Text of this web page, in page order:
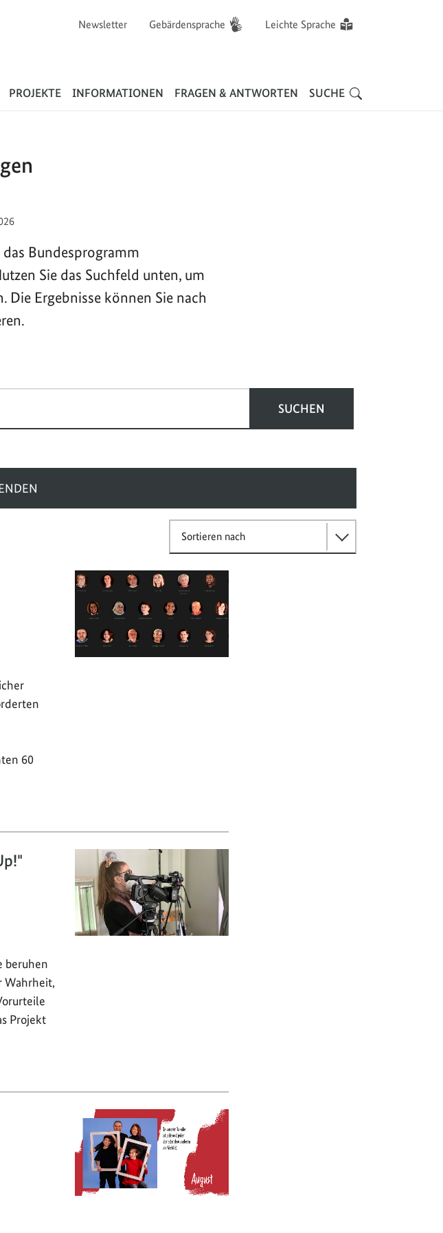
Newsletter Gebärdensprache Leichte Sprache
PROJEKTE INFORMATIONEN FRAGEN & ANTWORTEN SUCHE
am:
Bundesprogramm
Sie das Suchfeld unten, um
Die Ergebnisse können Sie nach
SUCHEN
Sortieren nach
60
beruhen
Wahrheit,
Projekt